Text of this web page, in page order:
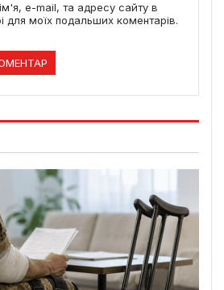
e-mail, та адресу сайту в
для моїх подальших коментарів.